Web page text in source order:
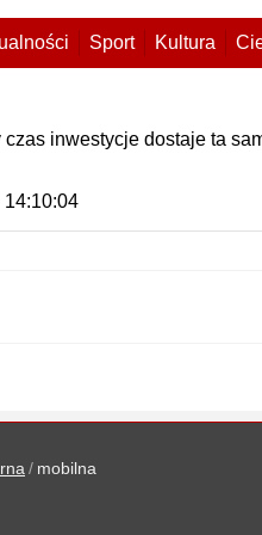
Sport Kultura
czas inwestycje dostaje ta
14:10:04
/ mobilna